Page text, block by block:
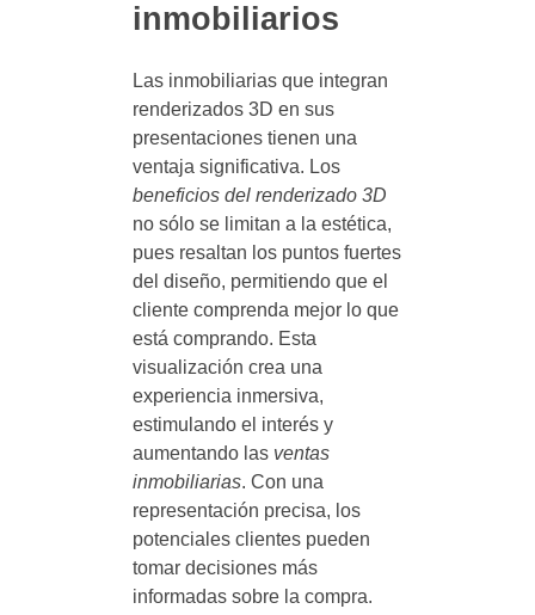
inmobiliarios
Las inmobiliarias que integran
renderizados 3D en sus
presentaciones tienen una
ventaja significativa. Los
beneficios del renderizado 3D
no sólo se limitan a la estética,
pues resaltan los puntos fuertes
del diseño, permitiendo que el
cliente comprenda mejor lo que
está comprando. Esta
visualización crea una
experiencia inmersiva,
estimulando el interés y
aumentando las ventas
inmobiliarias. Con una
representación precisa, los
potenciales clientes pueden
tomar decisiones más
informadas sobre la compra.